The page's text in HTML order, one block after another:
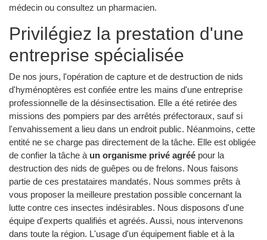
médecin ou consultez un pharmacien.
Privilégiez la prestation d'une
entreprise spécialisée
De nos jours, l'opération de capture et de destruction de nids
d'hyménoptères est confiée entre les mains d'une entreprise
professionnelle de la désinsectisation. Elle a été retirée des
missions des pompiers par des arrêtés préfectoraux, sauf si
l'envahissement a lieu dans un endroit public. Néanmoins, cette
entité ne se charge pas directement de la tâche. Elle est obligée
de confier la tâche à un organisme privé agréé pour la
destruction des nids de guêpes ou de frelons. Nous faisons
partie de ces prestataires mandatés. Nous sommes prêts à
vous proposer la meilleure prestation possible concernant la
lutte contre ces insectes indésirables. Nous disposons d'une
équipe d'experts qualifiés et agréés. Aussi, nous intervenons
dans toute la région. L'usage d'un équipement fiable et à la